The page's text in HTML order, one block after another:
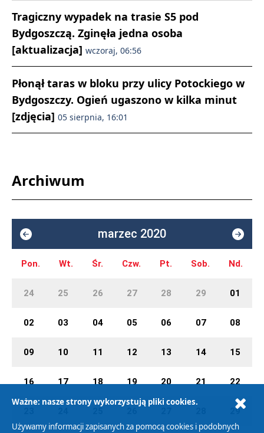
Tragiczny wypadek na trasie S5 pod
Bydgoszczą. Zginęła jedna osoba
[aktualizacja] wczoraj, 06:56
Płonął taras w bloku przy ulicy Potockiego w
Bydgoszczy. Ogień ugaszono w kilka minut
[zdjęcia] 05 sierpnia, 16:01
Archiwum
marzec 2020
Pon. Wt. Śr. Czw. Pt. Sob. Nd.
24 25 26 27 28 29 01
02 03 04 05 06 07 08
09 10 11 12 13 14 15
16 17 18 19 20 21 22
29
Ważne: nasze strony wykorzystują pliki cookies.
Używamy informacji zapisanych za pomocą cookies i podobnych